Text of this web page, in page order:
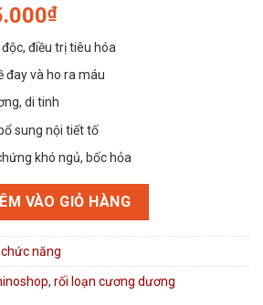
₫Giá
hiện
tại
là:
165.000₫.
điều trị tiêu hóa
đay và ho ra máu
di tinh
sung nội tiết tố
khó ngủ, bốc hỏa
VÀO GIỎ HÀNG
năng
, rối loạn cương dương